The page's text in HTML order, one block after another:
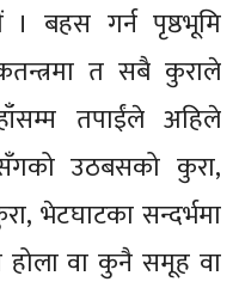
। बहस गर्न पृष्ठभूमि
त सबै कुराले
तपाईंले अहिले
उठबसको कुरा,
भेटघाटका सन्दर्भमा
होला वा कुनै समूह वा